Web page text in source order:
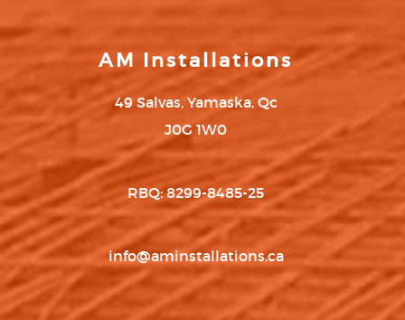
AM Installations
49 Salvas, Yamaska, Qc
J0G 1W0
RBQ: 8299-8485-25
info@aminstallations.ca